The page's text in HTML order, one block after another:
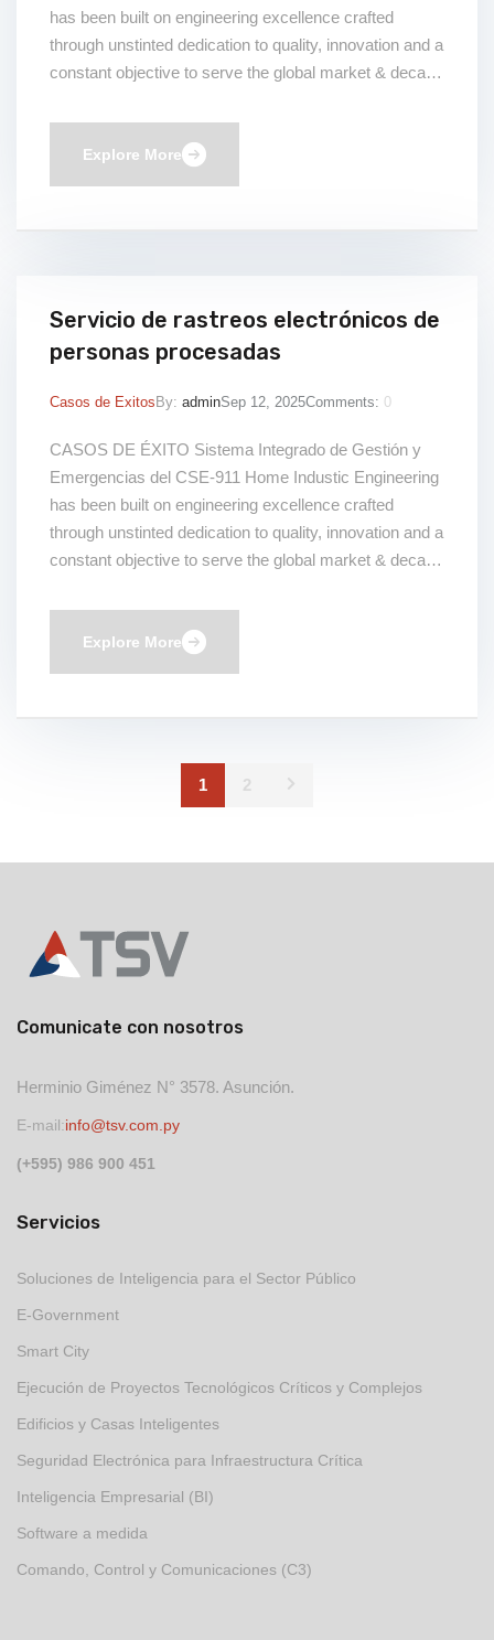
has been built on engineering excellence crafted
through unstinted dedication to quality, innovation and a
constant objective to serve the global market & decade
This is Heading
Explore More
Servicio de rastreos electrónicos de
personas procesadas
Casos de ExitosBy: adminSep 12, 2025Comments: 0
CASOS DE ÉXITO Sistema Integrado de Gestión y
Emergencias del CSE-911 Home Industic Engineering
has been built on engineering excellence crafted
through unstinted dedication to quality, innovation and a
constant objective to serve the global market & decade
This is Heading
Explore More
1 2
Comunicate con nosotros
Herminio Giménez N° 3578. Asunción.
E-mail:info@tsv.com.py
(+595) 986 900 451
Servicios
Soluciones de Inteligencia para el Sector Público
E-Government
Smart City
Ejecución de Proyectos Tecnológicos Críticos y Complejos
Edificios y Casas Inteligentes
Seguridad Electrónica para Infraestructura Crítica
Inteligencia Empresarial (BI)
Software a medida
Comando, Control y Comunicaciones (C3)